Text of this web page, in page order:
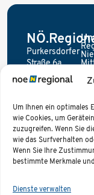
Um Ihnen ein optimales
wie Cookies, um
zuzugreifen. Wenn Sie
wie das Surfverhalten
Wenn Sie Ihre
bestimmte Merkmale
Dienste verwalten
Purkersdorfer
Straße 6a
3100 St.
Pölten
40